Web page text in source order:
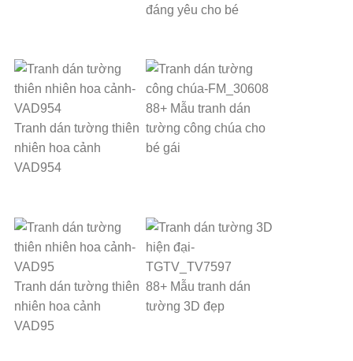
đáng yêu cho bé
Tranh dán tường thiên
nhiên hoa cảnh
VAD954
88+ Mẫu tranh dán
tường công chúa cho
bé gái
Tranh dán tường thiên
nhiên hoa cảnh
VAD95
88+ Mẫu tranh dán
tường 3D đẹp